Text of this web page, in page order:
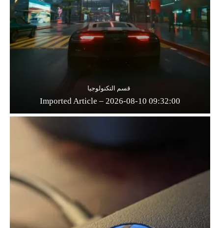
قسم التكنولوجيا
Imported Article – 2026-08-10 09:32:00